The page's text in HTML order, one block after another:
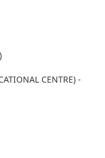
CENTRE) -